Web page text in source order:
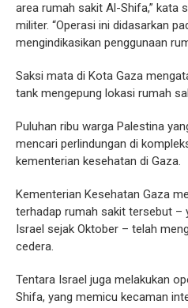
area rumah sakit Al-Shifa,” kata
militer. “Operasi ini didasarkan
mengindikasikan penggunaan
Saksi mata di Kota Gaza
tank mengepung lokasi rumah
Puluhan ribu warga Palestina
mencari perlindungan di
kementerian kesehatan di Gaza.
Kementerian Kesehatan Gaza
terhadap rumah sakit tersebut –
Israel sejak Oktober – telah
cedera.
Tentara Israel juga melakukan
Shifa, yang memicu kecaman